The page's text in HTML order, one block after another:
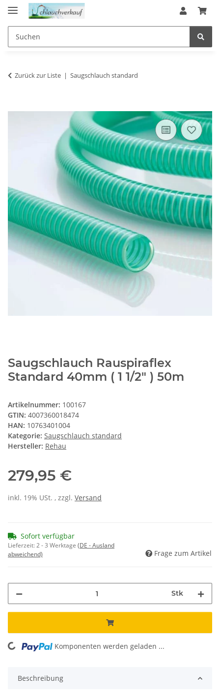
Zurück zur Liste Saugschlauch standard
Saugschlauch Rauspiraflex
Standard 40mm ( 1 1/2" ) 50m
Artikelnummer: 100167
GTIN: 4007360018474
HAN: 10763401004
Kategorie: Saugschlauch standard
Hersteller: Rehau
279,95 €
inkl. 19% USt. , zzgl. Versand
Sofort verfügbar
Lieferzeit:2 - 3 Werktage (DE - Ausland
abweichend)
Frage zum Artikel
Stk
Komponenten werden geladen ...
Beschreibung